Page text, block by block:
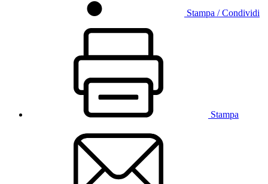
Stampa / Condividi
Stampa